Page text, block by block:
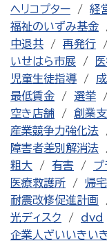
ヘリコプター
経
福祉のいずみ基金
中退共
再発行
いせはら市展
児童生徒指導
最低賃金
選挙
空き店舗
創業
産業競争力強化法
障害者差別解消法
粗大
有害 プ
医療救護所
帰
耐震改修促進計画
光ディスク
dvd
企業人ざいいきい